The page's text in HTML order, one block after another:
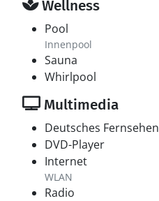
Wellness
Pool
Innenpool
Sauna
Whirlpool
Multimedia
Deutsches Fernsehen
DVD-Player
Internet
WLAN
Radio